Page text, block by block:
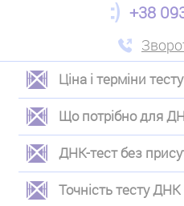
+38
ЛЕВОЕ
МЕНЮ
Ціна і терміни
Що потрібно для
ДНК-тест без
Точність тесту ДНК